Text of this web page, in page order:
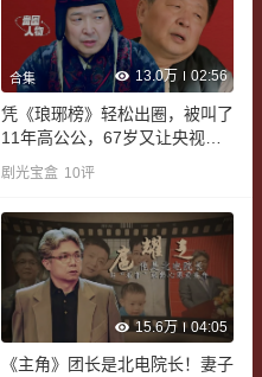
合集 13.0万 02:56
凭《琅琊榜》轻松出圈，被叫了
11年高公公，67岁又让央视观
众破防
剧光宝盒 10评
15.6万 04:05
《主角》团长是北电院长！妻子